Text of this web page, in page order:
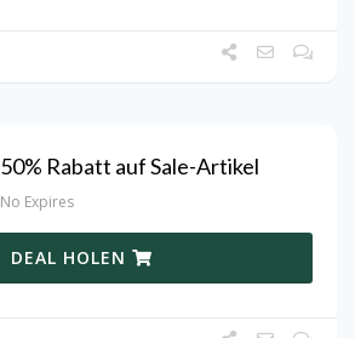
50% Rabatt auf Sale-Artikel
No Expires
DEAL HOLEN